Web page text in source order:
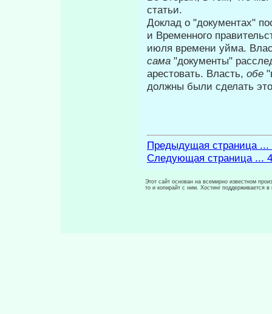
ста­тьи.
Доклад о "документах"
и Временного
июля вре­мени уйма.
сама "документы"
арестовать. Власть, обе
должны были сделать
Предыдущая страница ...
Следующая страница ...
Этот сайт основан на всемирно известном
то и копирайт с ним. Хостинг поддерживается